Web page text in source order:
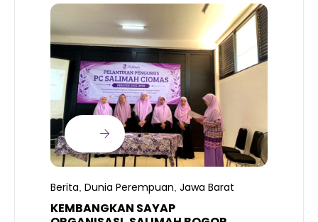
Berita Dunia Perempuan Jawa Barat
KEMBANGKAN SAYAP